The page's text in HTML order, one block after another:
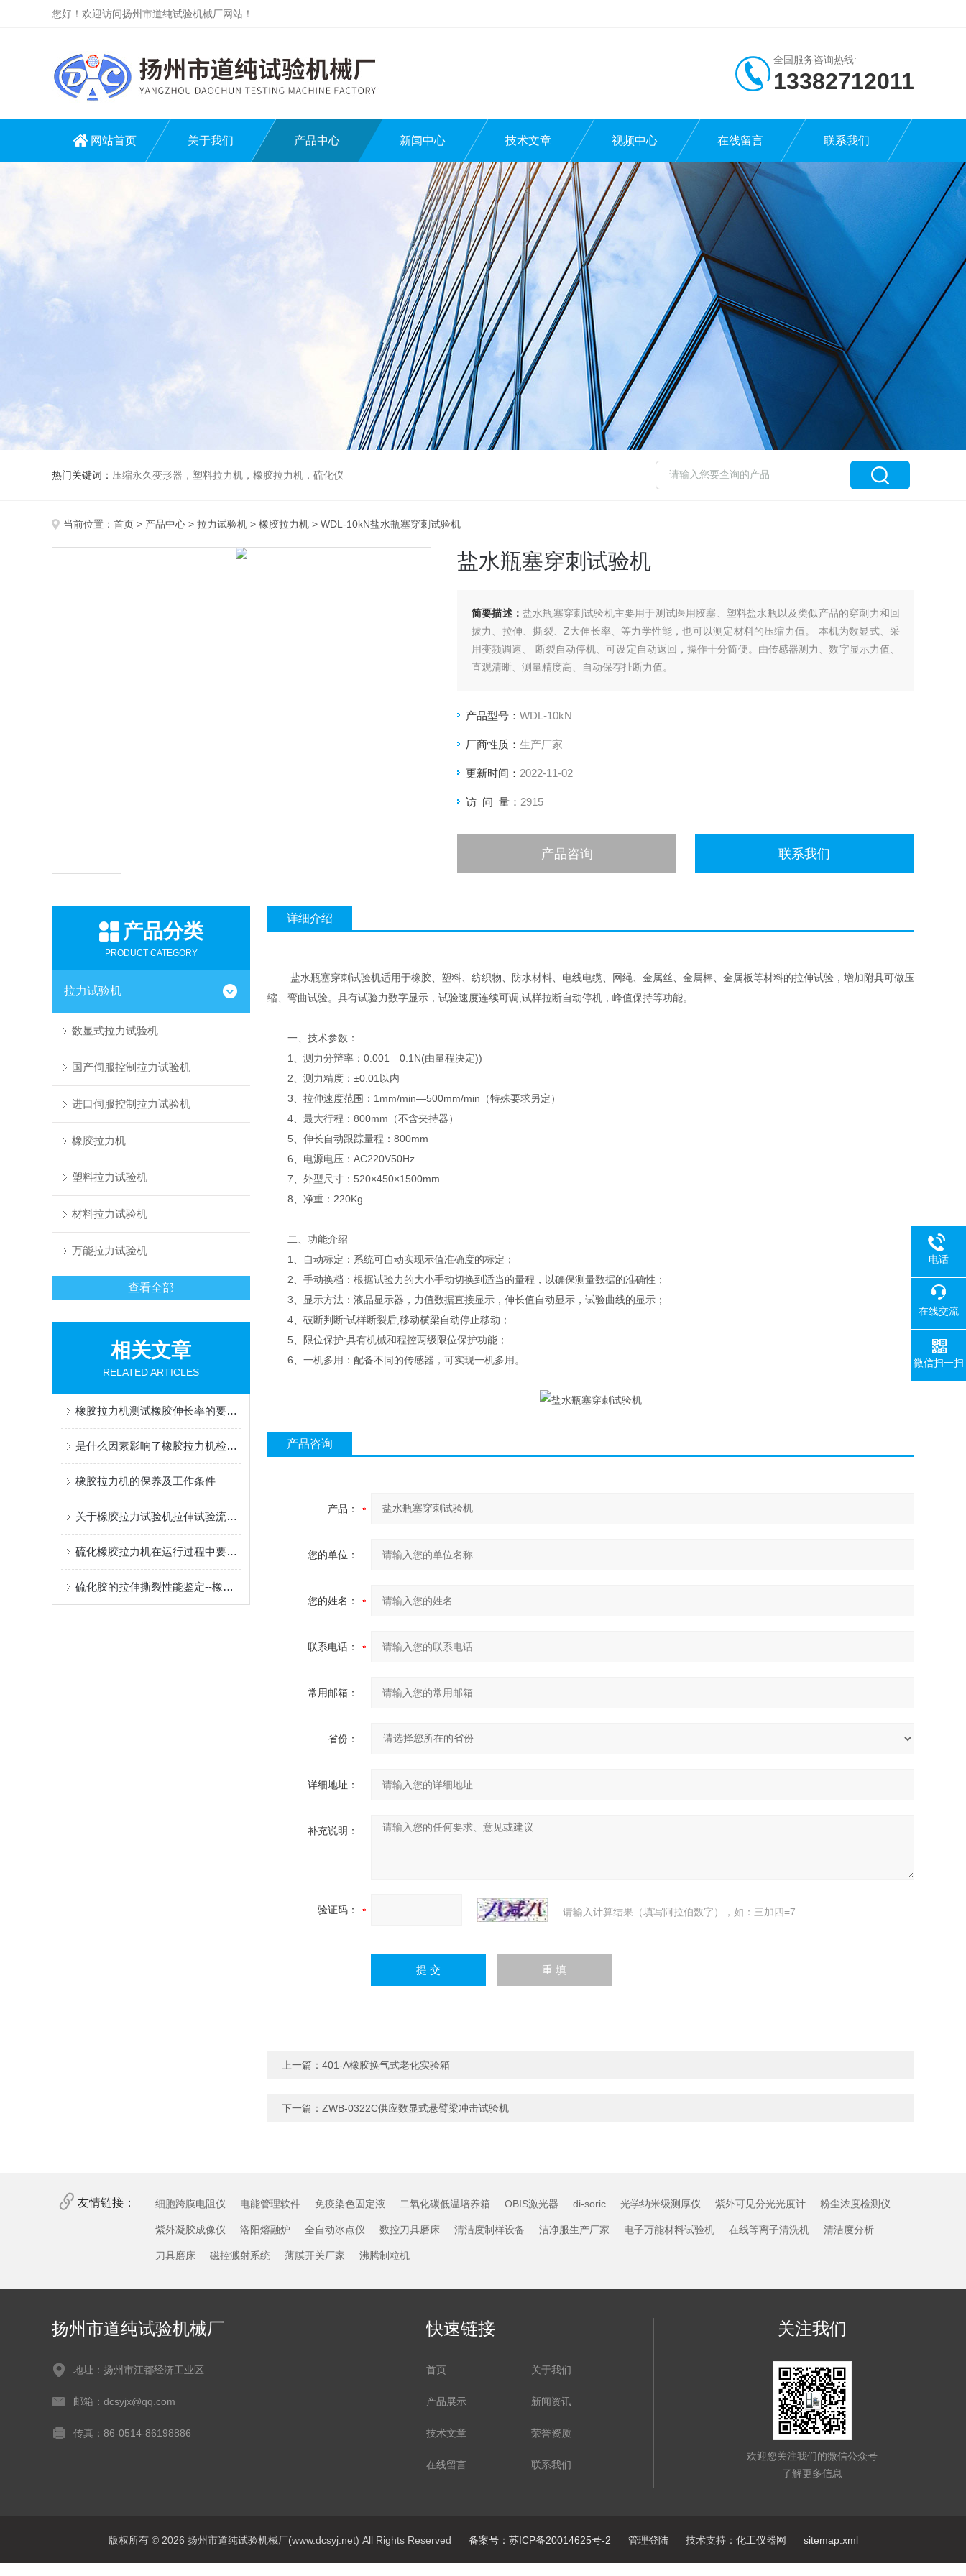
您好！欢迎访问扬州市道纯试验机械厂网站！
全国服务咨询热线:
13382712011
网站首页 关于我们 产品中心 新闻中心 技术文章 视频中心 在线留言 联系我们
热门关键词： 压缩永久变形器，塑料拉力机，橡胶拉力机，硫化仪
当前位置： 首页 > 产品中心 > 拉力试验机 > 橡胶拉力机 > WDL-10kN盐水瓶塞穿刺试验机
盐水瓶塞穿刺试验机
简要描述： 盐水瓶塞穿刺试验机主要用于测试医用胶塞、塑料盐水瓶以及类似产品的穿刺力和回
拔力、拉伸、撕裂、Z大伸长率、等力学性能，也可以测定材料的压缩力值。 本机为数显式、采
用变频调速、 断裂自动停机、可设定自动返回，操作十分简便。由传感器测力、数字显示力值、
直观清晰、测量精度高、自动保存扯断力值。
产品型号： WDL-10kN
厂商性质： 生产厂家
更新时间： 2022-11-02
访 问 量： 2915
产品咨询 联系我们
产品分类
PRODUCT CATEGORY
拉力试验机
数显式拉力试验机
国产伺服控制拉力试验机
进口伺服控制拉力试验机
橡胶拉力机
塑料拉力试验机
材料拉力试验机
万能拉力试验机
查看全部
相关文章
RELATED ARTICLES
橡胶拉力机测试橡胶伸长率的要求有哪些？
是什么因素影响了橡胶拉力机检测精度与准确度
橡胶拉力机的保养及工作条件
关于橡胶拉力试验机拉伸试验流程,厂家扬州市道纯深有研究
硫化橡胶拉力机在运行过程中要注意什么
硫化胶的拉伸撕裂性能鉴定--橡胶拉力机应用
详细介绍
盐水瓶塞穿刺试验机适用于橡胶、塑料、纺织物、防水材料、电线电缆、网绳、金属丝、金属棒、金属板等材料的拉伸试验，增加附具可做压
缩、弯曲试验。具有试验力数字显示，试验速度连续可调,试样拉断自动停机，峰值保持等功能。
一、技术参数：
1、测力分辩率：0.001—0.1N(由量程决定))
2、测力精度：±0.01以内
3、拉伸速度范围：1mm/min—500mm/min（特殊要求另定）
4、最大行程：800mm（不含夹持器）
5、伸长自动跟踪量程：800mm
6、电源电压：AC220V50Hz
7、外型尺寸：520×450×1500mm
8、净重：220Kg
二、功能介绍
1、自动标定：系统可自动实现示值准确度的标定；
2、手动换档：根据试验力的大小手动切换到适当的量程，以确保测量数据的准确性；
3、显示方法：液晶显示器，力值数据直接显示，伸长值自动显示，试验曲线的显示；
4、破断判断:试样断裂后,移动横梁自动停止移动；
5、限位保护:具有机械和程控两级限位保护功能；
6、一机多用：配备不同的传感器，可实现一机多用。
产品咨询
产品：
您的单位：
您的姓名：
联系电话：
常用邮箱：
省份：
详细地址：
补充说明：
验证码： 请输入计算结果（填写阿拉伯数字），如：三加四=7
上一篇： 401-A橡胶换气式老化实验箱
下一篇： ZWB-0322C供应数显式悬臂梁冲击试验机
友情链接： 细胞跨膜电阻仪 电能管理软件 免疫染色固定液 二氧化碳低温培养箱 OBIS激光器 di-soric 光学纳米级测厚仪 紫外可见分光光度计 粉尘浓度检测仪
紫外凝胶成像仪 洛阳熔融炉 全自动冰点仪 数控刀具磨床 清洁度制样设备 洁净服生产厂家 电子万能材料试验机 在线等离子清洗机 清洁度分析
刀具磨床 磁控溅射系统 薄膜开关厂家 沸腾制粒机
扬州市道纯试验机械厂
地址：扬州市江都经济工业区
邮箱：dcsyjx@qq.com
传真：86-0514-86198886
快速链接
首页 关于我们
产品展示 新闻资讯
技术文章 荣誉资质
在线留言 联系我们
关注我们
欢迎您关注我们的微信公众号
了解更多信息
版权所有 © 2026 扬州市道纯试验机械厂(www.dcsyj.net) All Rights Reserved 备案号：苏ICP备20014625号-2 管理登陆技术支持： 化工仪器网 sitemap.xml
电话
在线交流
微信扫一扫